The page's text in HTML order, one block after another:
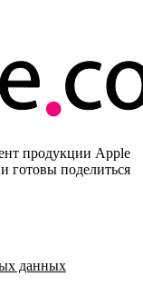
продукции Apple
готовы поделиться
данных